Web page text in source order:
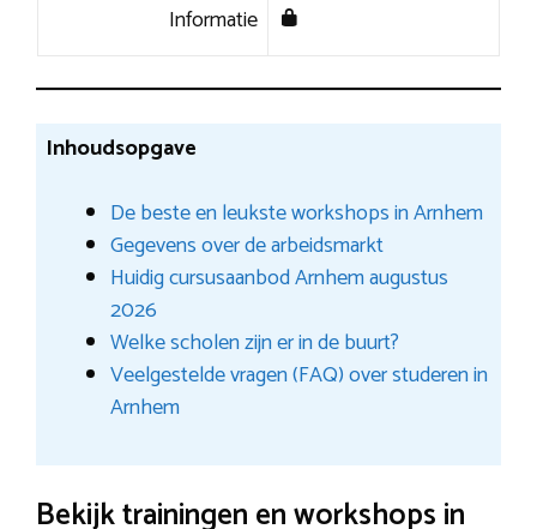
Informatie
Inhoudsopgave
De beste en leukste workshops in Arnhem
Gegevens over de arbeidsmarkt
Huidig cursusaanbod Arnhem augustus
2026
Welke scholen zijn er in de buurt?
Veelgestelde vragen (FAQ) over studeren in
Arnhem
Bekijk trainingen en workshops in